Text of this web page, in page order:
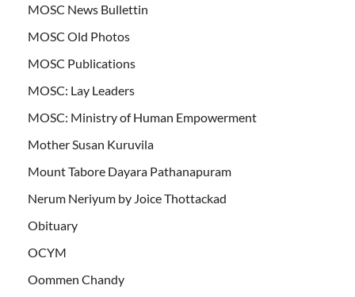
MOSC News Bullettin
MOSC Old Photos
MOSC Publications
MOSC: Lay Leaders
MOSC: Ministry of Human Empowerment
Mother Susan Kuruvila
Mount Tabore Dayara Pathanapuram
Nerum Neriyum by Joice Thottackad
Obituary
OCYM
Oommen Chandy